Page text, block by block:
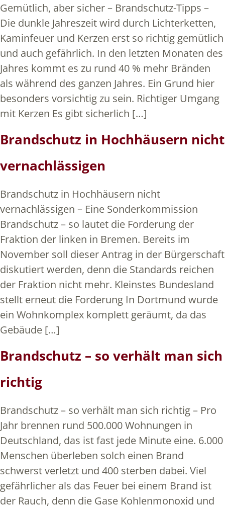
Gemütlich, aber sicher – Brandschutz-Tipps –
Die dunkle Jahreszeit wird durch Lichterketten,
Kaminfeuer und Kerzen erst so richtig gemütlich
und auch gefährlich. In den letzten Monaten des
Jahres kommt es zu rund 40 % mehr Bränden
als während des ganzen Jahres. Ein Grund hier
besonders vorsichtig zu sein. Richtiger Umgang
mit Kerzen Es gibt sicherlich […]
Brandschutz in Hochhäusern nicht
vernachlässigen
Brandschutz in Hochhäusern nicht
vernachlässigen – Eine Sonderkommission
Brandschutz – so lautet die Forderung der
Fraktion der linken in Bremen. Bereits im
November soll dieser Antrag in der Bürgerschaft
diskutiert werden, denn die Standards reichen
der Fraktion nicht mehr. Kleinstes Bundesland
stellt erneut die Forderung In Dortmund wurde
ein Wohnkomplex komplett geräumt, da das
Gebäude […]
Brandschutz – so verhält man sich
richtig
Brandschutz – so verhält man sich richtig – Pro
Jahr brennen rund 500.000 Wohnungen in
Deutschland, das ist fast jede Minute eine. 6.000
Menschen überleben solch einen Brand
schwerst verletzt und 400 sterben dabei. Viel
gefährlicher als das Feuer bei einem Brand ist
der Rauch, denn die Gase Kohlenmonoxid und